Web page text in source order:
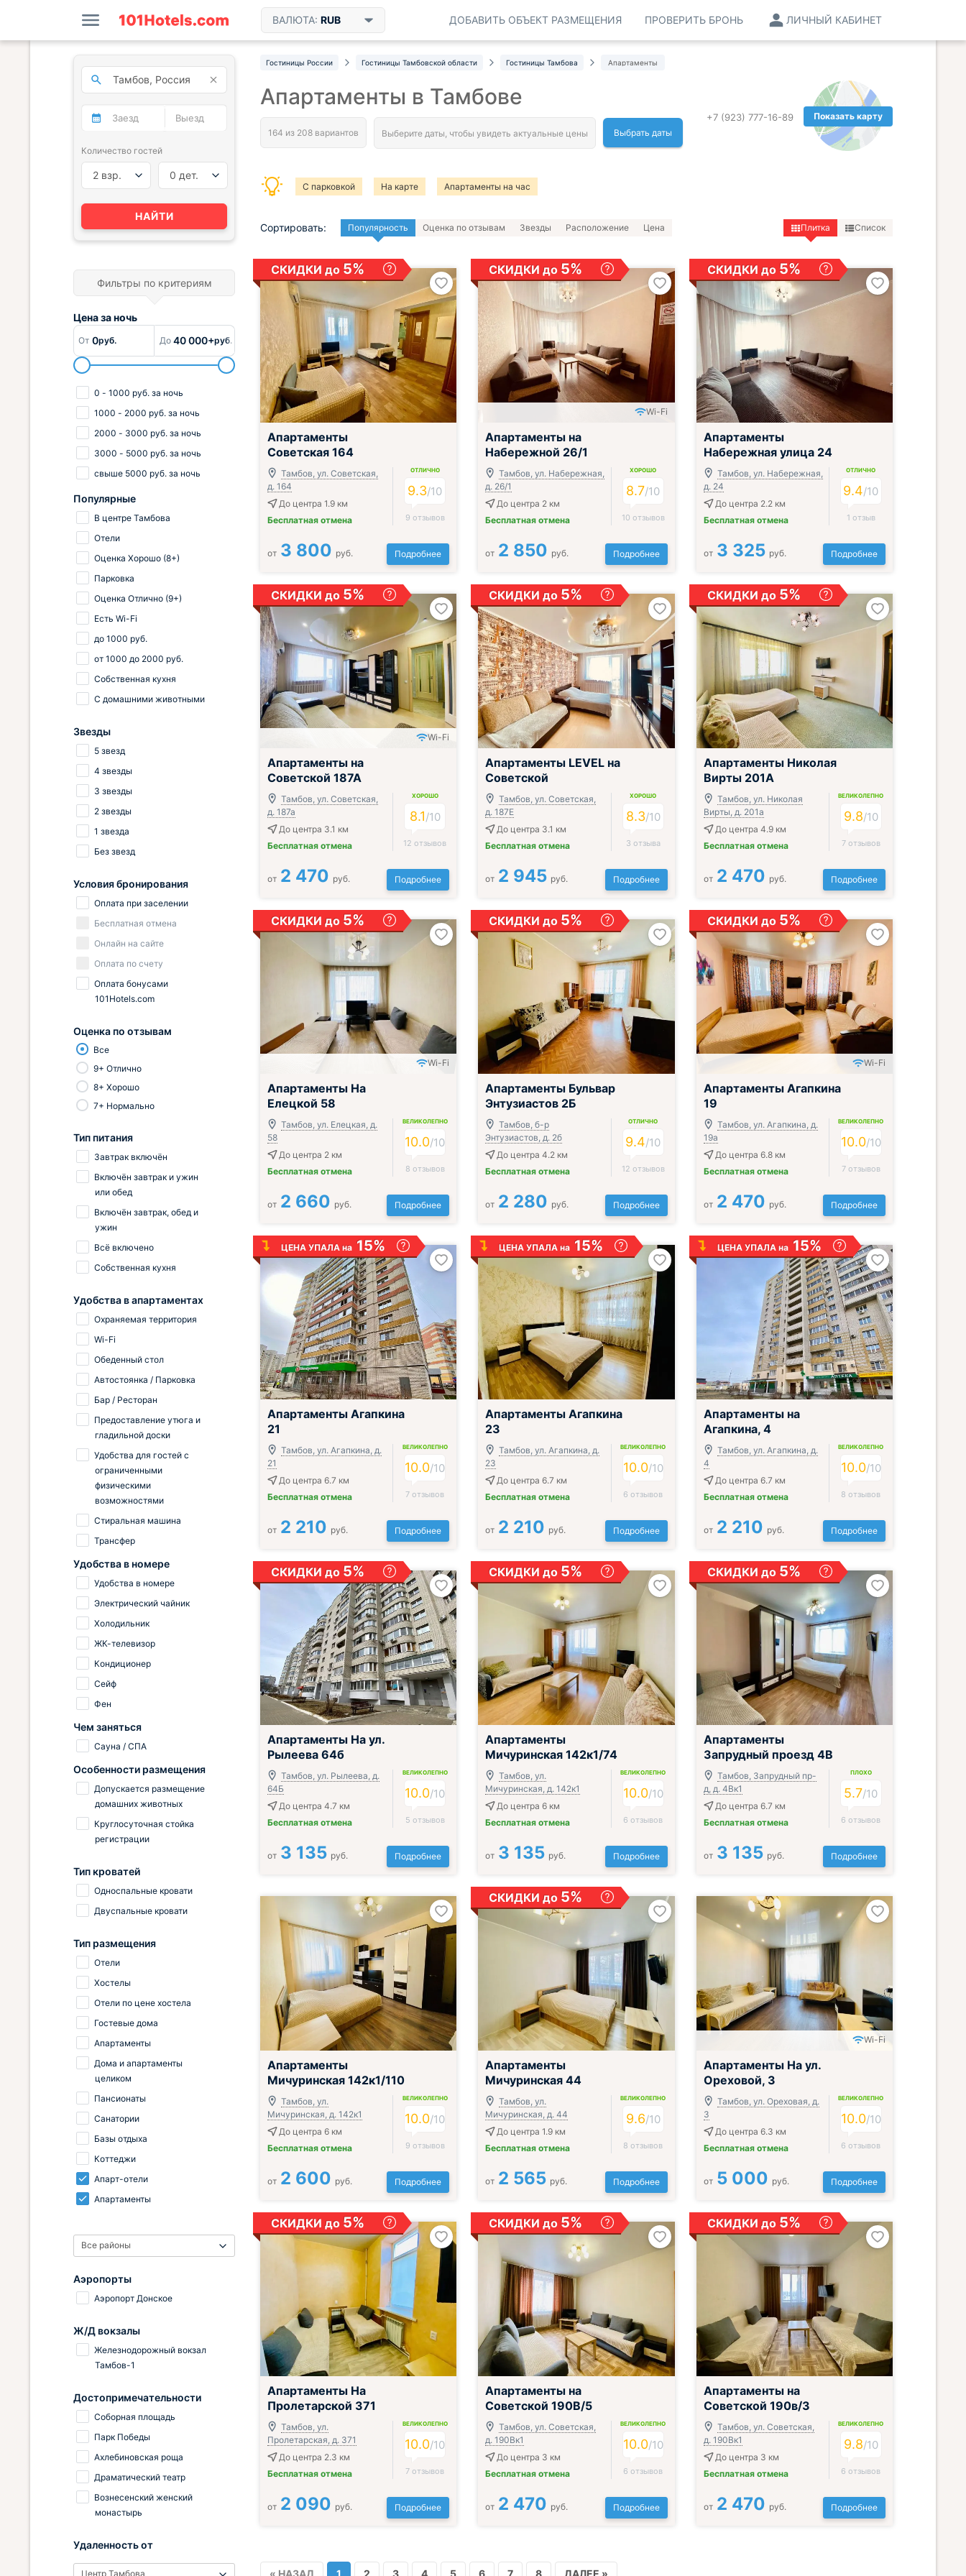
ВАЛЮТА: RUB ЛИЧНЫЙ КАБИНЕТ
ПРОВЕРИТЬ БРОНЬ
ДОБАВИТЬ ОБЪЕКТ РАЗМЕЩЕНИЯ
Гостиницы России Гостиницы Тамбовской области Гостиницы Тамбова Апартаменты
Показать карту
+7 (923) 777-16-89
Апартаменты в Тамбове
Выбрать даты
С парковкой На карте Апартаменты на час
Сортировать: Популярность Оценка по отзывам Звезды Расположение Цена Плитка Список
СКИДКИ до 5%
Апартаменты
Советская 164
Тамбов, ул. Советская,
д. 164
До центра 1.9 км
Бесплатная отмена
ОТЛИЧНО
9.3/10
9 отзывов
от 3 800 руб. Подробнее
СКИДКИ до5%
Wi-Fi
Апартаменты на
Набережной 26/1
Тамбов, ул. Набережная,
д. 26/1
До центра 2 км
Бесплатная отмена
ХОРОШО
8.7/10
10 отзывов
от 2 850 руб. Подробнее
СКИДКИ до 5%
Апартаменты
Набережная улица 24
Тамбов, ул. Набережная,
д. 24
До центра 2.2 км
Бесплатная отмена
ОТЛИЧНО
9.4/10
1 отзыв
от 3 325 руб. Подробнее
СКИДКИ до 5%
Wi-Fi
Апартаменты на
Советской 187А
Тамбов, ул. Советская,
д. 187а
До центра 3.1 км
Бесплатная отмена
ХОРОШО
8.1/10
12 отзывов
от 2 470 руб. Подробнее
СКИДКИ до5%
Апартаменты LEVEL на
Советской
Тамбов, ул. Советская,
д. 187Е
До центра 3.1 км
Бесплатная отмена
ХОРОШО
8.3/10
3 отзыва
от 2 945 руб. Подробнее
СКИДКИ до 5%
Апартаменты Николая
Вирты 201А
Тамбов, ул. Николая
Вирты, д. 201а
До центра 4.9 км
Бесплатная отмена
ВЕЛИКОЛЕПНО
9.8/10
7 отзывов
от 2 470 руб. Подробнее
СКИДКИ до 5%
Wi-Fi
Апартаменты На
Елецкой 58
Тамбов, ул. Елецкая, д.
58
До центра 2 км
Бесплатная отмена
ВЕЛИКОЛЕПНО
10.0/10
8 отзывов
от 2 660 руб. Подробнее
СКИДКИ до5%
Апартаменты Бульвар
Энтузиастов 2Б
Тамбов, б-р
Энтузиастов, д. 2б
До центра 4.2 км
Бесплатная отмена
ОТЛИЧНО
9.4/10
12 отзывов
от 2 280 руб. Подробнее
СКИДКИ до 5%
Wi-Fi
Апартаменты Агапкина
19
Тамбов, ул. Агапкина, д.
19а
До центра 6.8 км
Бесплатная отмена
ВЕЛИКОЛЕПНО
10.0/10
7 отзывов
от 2 470 руб. Подробнее
ЦЕНА УПАЛА на 15%
Апартаменты Агапкина
21
Тамбов, ул. Агапкина, д.
21
До центра 6.7 км
Бесплатная отмена
ВЕЛИКОЛЕПНО
10.0/10
7 отзывов
от 2 210 руб. Подробнее
ЦЕНА УПАЛА на 15%
Апартаменты Агапкина
23
Тамбов, ул. Агапкина, д.
23
До центра 6.7 км
Бесплатная отмена
ВЕЛИКОЛЕПНО
10.0/10
6 отзывов
от 2 210 руб. Подробнее
ЦЕНА УПАЛА на 15%
Апартаменты на
Агапкина, 4
Тамбов, ул. Агапкина, д.
4
До центра 6.7 км
Бесплатная отмена
ВЕЛИКОЛЕПНО
10.0/10
8 отзывов
от 2 210 руб. Подробнее
СКИДКИ до 5%
Апартаменты На ул.
Рылеева 64б
Тамбов, ул. Рылеева, д.
64Б
До центра 4.7 км
Бесплатная отмена
ВЕЛИКОЛЕПНО
10.0/10
5 отзывов
от 3 135 руб. Подробнее
СКИДКИ до5%
Апартаменты
Мичуринская 142к1/74
Тамбов, ул.
Мичуринская, д. 142к1
До центра 6 км
Бесплатная отмена
ВЕЛИКОЛЕПНО
10.0/10
6 отзывов
от 3 135 руб. Подробнее
СКИДКИ до 5%
Апартаменты
Запрудный проезд 4В
Тамбов, Запрудный пр-
д, д. 4Вк1
До центра 6.7 км
Бесплатная отмена
ПЛОХО
5.7/10
6 отзывов
от 3 135 руб. Подробнее
Апартаменты
Мичуринская 142к1/110
Тамбов, ул.
Мичуринская, д. 142к1
До центра 6 км
Бесплатная отмена
ВЕЛИКОЛЕПНО
10.0/10
9 отзывов
от 2 600 руб. Подробнее
СКИДКИ до5%
Апартаменты
Мичуринская 44
Тамбов, ул.
Мичуринская, д. 44
До центра 1.9 км
Бесплатная отмена
ВЕЛИКОЛЕПНО
9.6/10
8 отзывов
от 2 565 руб. Подробнее
Wi-Fi
Апартаменты На ул.
Ореховой, 3
Тамбов, ул. Ореховая, д.
3
До центра 6.3 км
Бесплатная отмена
ВЕЛИКОЛЕПНО
10.0/10
6 отзывов
от 5 000 руб. Подробнее
СКИДКИ до 5%
Апартаменты На
Пролетарской 371
Тамбов, ул.
Пролетарская, д. 371
До центра 2.3 км
Бесплатная отмена
ВЕЛИКОЛЕПНО
10.0/10
7 отзывов
от 2 090 руб. Подробнее
СКИДКИ до5%
Апартаменты на
Советской 190В/5
Тамбов, ул. Советская,
д. 190Вк1
До центра 3 км
Бесплатная отмена
ВЕЛИКОЛЕПНО
10.0/10
6 отзывов
от 2 470 руб. Подробнее
СКИДКИ до 5%
Апартаменты на
Советской 190в/3
Тамбов, ул. Советская,
д. 190Вк1
До центра 3 км
Бесплатная отмена
ВЕЛИКОЛЕПНО
9.8/10
6 отзывов
от 2 470 руб. Подробнее
Количество гостей
2 взр. 0 дет.
НАЙТИ
Фильтры по критериям
Цена заночь
От 0руб. До 40 000+руб.
0 - 1000 руб. за ночь
1000 - 2000 руб. за ночь
2000 - 3000 руб. за ночь
3000 - 5000 руб. за ночь
свыше 5000 руб. за ночь
Популярные
В центре Тамбова
Отели
Оценка Хорошо (8+)
Парковка
Оценка Отлично (9+)
Есть Wi-Fi
до 1000 руб.
от 1000 до 2000 руб.
Собственная кухня
С домашними животными
Звезды
5 звезд
4 звезды
3 звезды
2 звезды
1 звезда
Без звезд
Условия бронирования
Оплата при заселении
Бесплатная отмена
Онлайн на сайте
Оплата по счету
Оплата бонусами
101Hotels.com
Оценка по отзывам
Все
9+ Отлично
8+ Хорошо
7+ Нормально
Тип питания
Завтрак включён
Включён завтрак и ужин
или обед
Включён завтрак, обед и
ужин
Всё включено
Собственная кухня
Удобства в апартаментах
Охраняемая территория
Wi-Fi
Обеденный стол
Автостоянка / Парковка
Бар / Ресторан
Предоставление утюга и
гладильной доски
Удобства для гостей с
ограниченными
физическими
возможностями
Стиральная машина
Трансфер
Удобства в номере
Удобства в номере
Электрический чайник
Холодильник
ЖК-телевизор
Кондиционер
Сейф
Фен
Чем заняться
Сауна / СПА
Особенности размещения
Допускается размещение
домашних животных
Круглосуточная стойка
регистрации
Тип кроватей
Односпальные кровати
Двуспальные кровати
Тип размещения
Отели
Хостелы
Отели по цене хостела
Гостевые дома
Апартаменты
Дома и апартаменты
целиком
Пансионаты
Санатории
Базы отдыха
Коттеджи
Апарт-отели
Апартаменты
Все районы
Аэропорты
Аэропорт Донское
Ж/Д вокзалы
Железнодорожный вокзал
Тамбов-1
Достопримечательности
Соборная площадь
Парк Победы
Ахлебиновская роща
Драматический театр
Вознесенский женский
монастырь
Удаленность от
Центр Тамбова